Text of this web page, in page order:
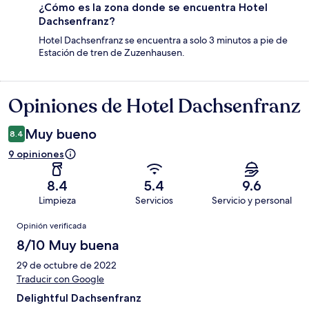
¿Cómo es la zona donde se encuentra Hotel
Dachsenfranz?
Hotel Dachsenfranz se encuentra a solo 3 minutos a pie de
Estación de tren de Zuzenhausen.
Opiniones
Opiniones de Hotel Dachsenfranz
8.4 Muy bueno
9 opiniones
8.4
Limpieza
5.4
Servicios
9.6
Servicio y personal
Opiniones
Opinión verificada
8/10 Muy buena
29 de octubre de 2022
Traducir con Google
Delightful Dachsenfranz